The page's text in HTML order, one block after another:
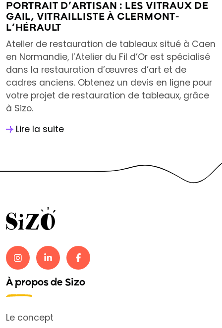
PORTRAIT D’ARTISAN : LES VITRAUX DE
GAIL, VITRAILLISTE À CLERMONT-
L’HÉRAULT
Atelier de restauration de tableaux situé à Caen
en Normandie, l’Atelier du Fil d’Or est spécialisé
dans la restauration d’œuvres d’art et de
cadres anciens. Obtenez un devis en ligne pour
votre projet de restauration de tableaux, grâce
à Sizo.
Lire la suite
À propos de Sizo
Le concept